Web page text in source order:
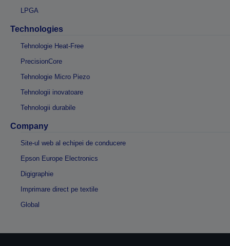
LPGA
Technologies
Tehnologie Heat-Free
PrecisionCore
Tehnologie Micro Piezo
Tehnologii inovatoare
Tehnologii durabile
Company
Site-ul web al echipei de conducere
Epson Europe Electronics
Digigraphie
Imprimare direct pe textile
Global